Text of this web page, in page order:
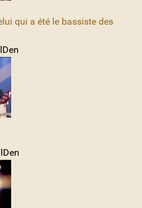
qui a été le bassiste des